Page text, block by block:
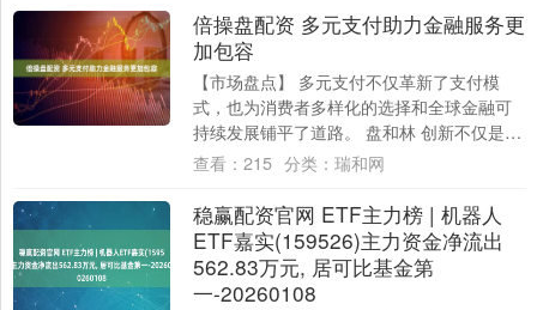
倍操盘配资 多元支付助力金融服务更
加包容
【市场盘点】 多元支付不仅革新了支付模
式，也为消费者多样化的选择和全球金融可
持续发展铺平了道路。 盘和林 创新不仅是金
融生态体系活力的核心驱动力，更是金融领
查看： 215 分类： 瑞和网
稳赢配资官网 ETF主力榜 | 机器人
ETF嘉实(159526)主力资金净流出
562.83万元, 居可比基金第
一-20260108